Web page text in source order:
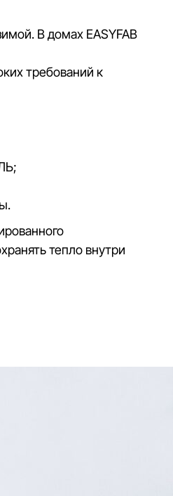
В домах EASYFAB
требований к
тепло внутри